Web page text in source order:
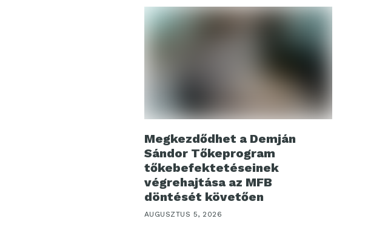
Megkezdődhet a Demján
Sándor Tőkeprogram
tőkebefektetéseinek
végrehajtása az MFB
döntését követően
AUGUSZTUS 5, 2026